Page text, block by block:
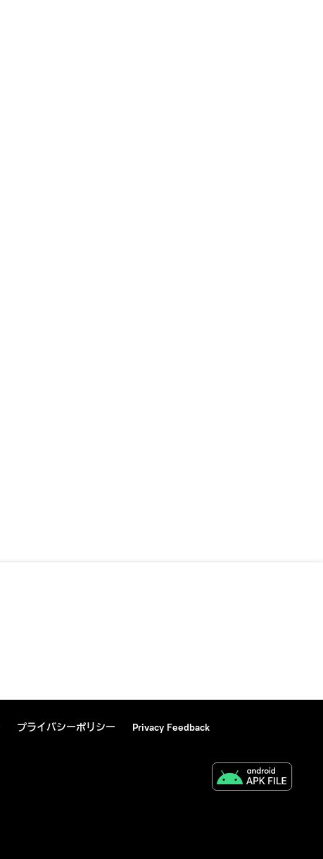
プライバシーポリシー Privacy Feedback